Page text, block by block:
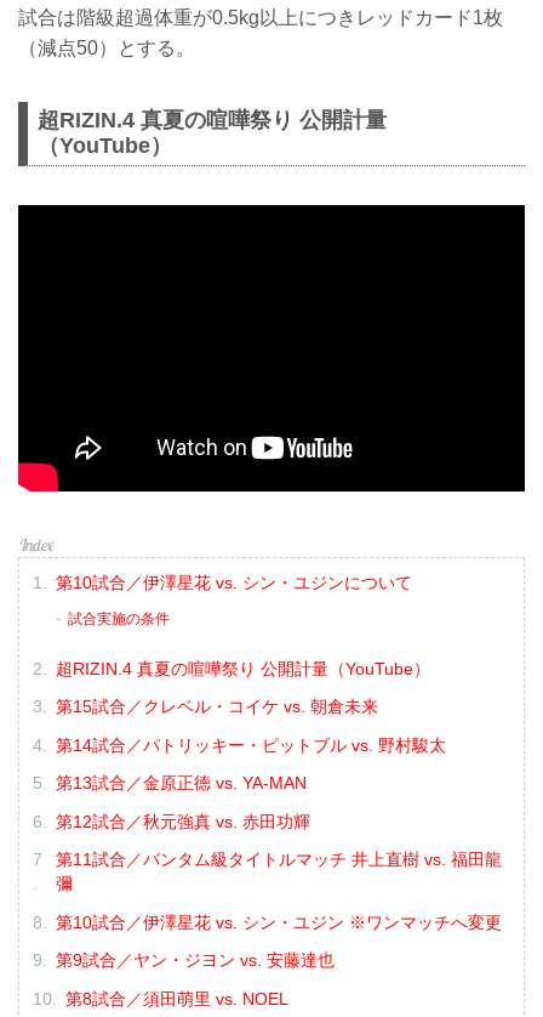
試合は階級超過体重が0.5kg以上につきレッドカード1枚
（減点50）とする。
超RIZIN.4 真夏の喧嘩祭り 公開計量
（YouTube）
第10試合／伊澤星花 vs. シン・ユジンについて
試合実施の条件
超RIZIN.4 真夏の喧嘩祭り 公開計量（YouTube）
第15試合／クレベル・コイケ vs. 朝倉未来
第14試合／パトリッキー・ピットブル vs. 野村駿太
第13試合／金原正徳 vs. YA-MAN
第12試合／秋元強真 vs. 赤田功輝
第11試合／バンタム級タイトルマッチ 井上直樹 vs. 福田龍
彌
第10試合／伊澤星花 vs. シン・ユジン ※ワンマッチへ変更
第9試合／ヤン・ジヨン vs. 安藤達也
第8試合／須田萌里 vs. NOEL